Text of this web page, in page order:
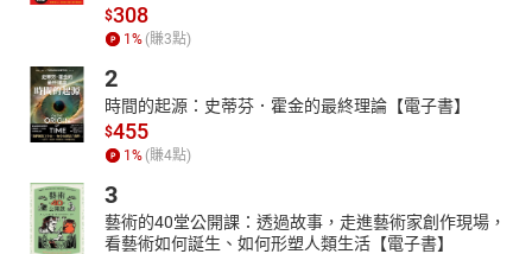
$308
1% (賺3點)
2
時間的起源：史蒂芬．霍金的最終理論【電子書】
$455
1% (賺4點)
3
藝術的40堂公開課：透過故事，走進藝術家創作現場，
看藝術如何誕生、如何形塑人類生活【電子書】